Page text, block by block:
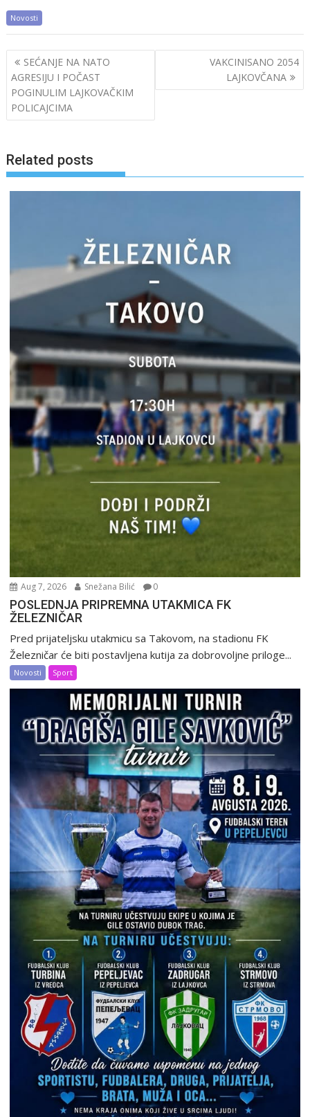
Novosti
Post
navigation
SEĆANJE NA NATO
AGRESIJU I POČAST
POGINULIM LAJKOVAČKIM
POLICAJCIMA
VAKCINISANO 2054
LAJKOVČANA
Related posts
Aug 7, 2026 Snežana Bilić 0
POSLEDNJA PRIPREMNA UTAKMICA FK
ŽELEZNIČAR
Pred prijateljsku utakmicu sa Takovom, na stadionu FK
Železničar će biti postavljena kutija za dobrovoljne priloge...
Novosti Sport